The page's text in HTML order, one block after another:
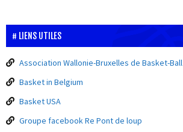
LIENS UTILES
Association Wallonie-Bruxelles de Basket-Ball
Basket in Belgium
Basket USA
Groupe facebook Re Pont de loup